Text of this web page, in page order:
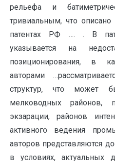
рельефа и
тривиальным, что
патентах РФ …. . В
указывается на
позиционирования, в
авторами
структур, что может
мелководных районов,
экзарации, районов
активного ведения
авторов представляются
в условиях, актуальных